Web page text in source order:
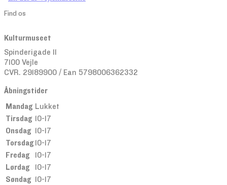
Find os
Kulturmuseet
Spinderigade 11
7100 Vejle
CVR. 29189900 / Ean 5798006362332
Åbningstider
Mandag Lukket
Tirsdag 10-17
Onsdag 10-17
Torsdag 10-17
Fredag
10-17
Lørdag
10-17
Søndag 10-17